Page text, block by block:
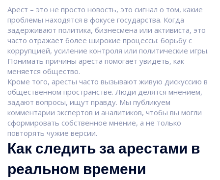
Арест – это не просто новость, это сигнал о том, какие
проблемы находятся в фокусе государства. Когда
задерживают политика, бизнесмена или активиста, это
часто отражает более широкие процессы: борьбу с
коррупцией, усиление контроля или политические игры.
Понимать причины ареста помогает увидеть, как
меняется общество.
Кроме того, аресты часто вызывают живую дискуссию в
общественном пространстве. Люди делятся мнением,
задают вопросы, ищут правду. Мы публикуем
комментарии экспертов и аналитиков, чтобы вы могли
сформировать собственное мнение, а не только
повторять чужие версии.
Как следить за арестами в
реальном времени